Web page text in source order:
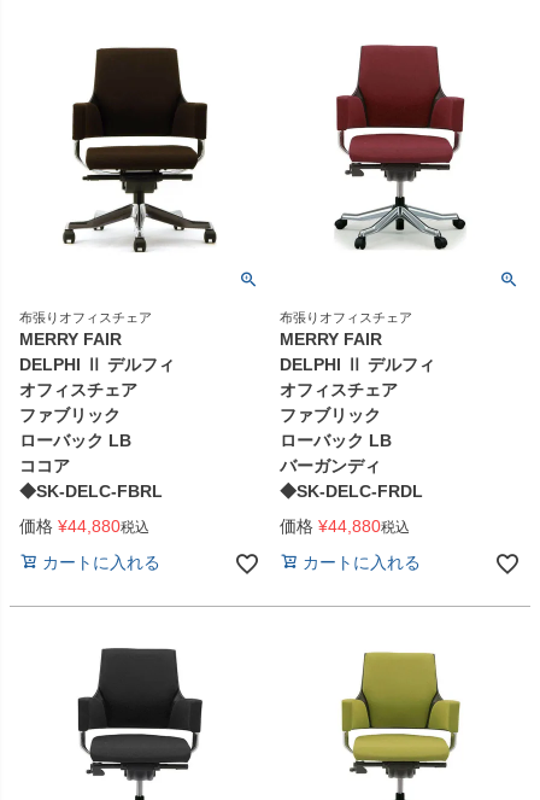
布張りオフィスチェア
MERRY FAIR
DELPHI Ⅱ デルフィ
オフィスチェア
ファブリック
ローバック LB
ココア
◆SK-DELC-FBRL
価格 ¥44,880税込
カートに入れる
布張りオフィスチェア
MERRY FAIR
DELPHI Ⅱ デルフィ
オフィスチェア
ファブリック
ローバック LB
バーガンディ
◆SK-DELC-FRDL
価格 ¥44,880税込
カートに入れる